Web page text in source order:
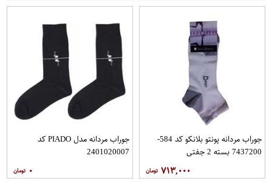
جوراب مردانه پونتو بلانکو کد 584-
7437200 بسته 2 جفتی
۷۱۳,۰۰۰
جوراب مردانه مدل PIADO کد
2401020007
۰